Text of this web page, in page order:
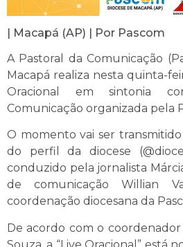
| Macapá (AP) | Por Pascom
A Pastoral da Comunicação
Macapá realiza nesta quinta-
Oracional em sintonia
Comunicação organizada pela
O momento vai ser
do perfil da diocese
conduzido pela jornalista
de comunicação Willian
coordenação diocesana da
De acordo com o coordenador
Souza, a “Live Oracional” está